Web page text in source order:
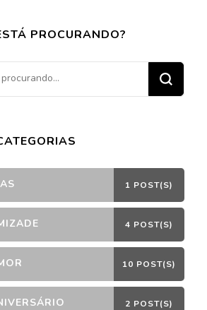
PROCURANDO?
1 POST(S)
4 POST(S)
10 POST(S)
2 POST(S)